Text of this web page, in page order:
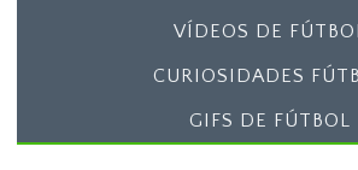
VÍDEOS DE
CURIOSIDADES
GIFS DE FÚTBOL